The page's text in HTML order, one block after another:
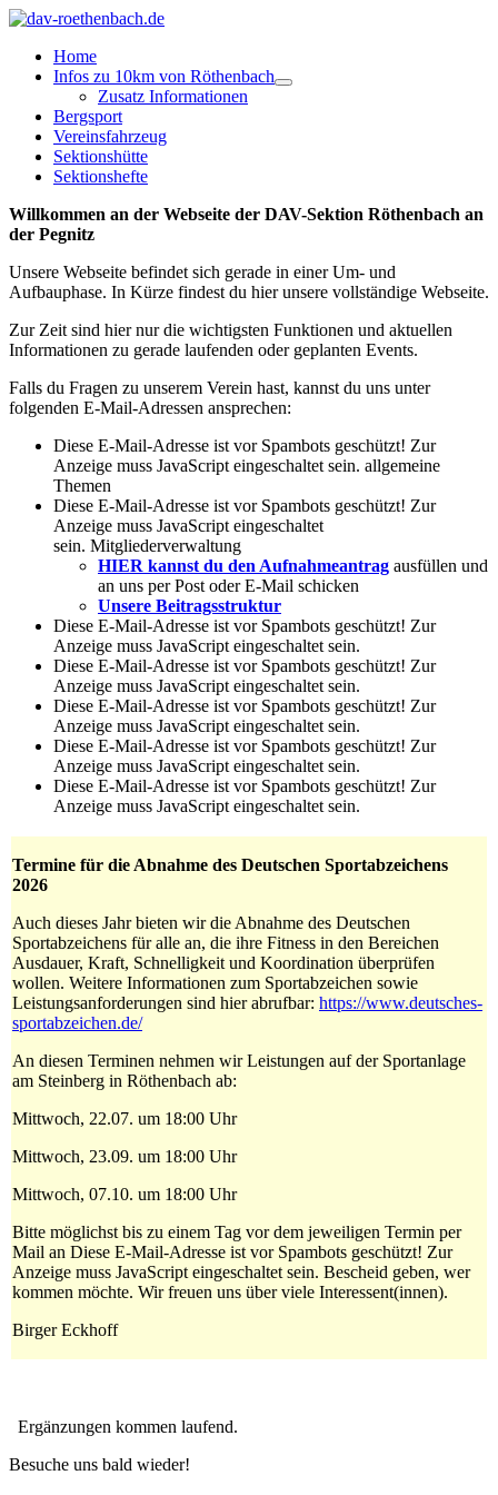
Home
Infos zu 10km von Röthenbach
Zusatz Informationen
Bergsport
Vereinsfahrzeug
Sektionshütte
Sektionshefte
Willkommen an der Webseite der DAV-Sektion Röthenbach an
der Pegnitz
Unsere Webseite befindet sich gerade in einer Um- und
Aufbauphase. In Kürze findest du hier unsere vollständige Webseite.
Zur Zeit sind hier nur die wichtigsten Funktionen und aktuellen
Informationen zu gerade laufenden oder geplanten Events.
Falls du Fragen zu unserem Verein hast, kannst du uns unter
folgenden E-Mail-Adressen ansprechen:
Diese E-Mail-Adresse ist vor Spambots geschützt! Zur
Anzeige muss JavaScript eingeschaltet sein. allgemeine
Themen
Diese E-Mail-Adresse ist vor Spambots geschützt! Zur
Anzeige muss JavaScript eingeschaltet
sein. Mitgliederverwaltung
HIER kannst du den Aufnahmeantrag ausfüllen und
an uns per Post oder E-Mail schicken
Unsere Beitragsstruktur
Diese E-Mail-Adresse ist vor Spambots geschützt! Zur
Anzeige muss JavaScript eingeschaltet sein.
Diese E-Mail-Adresse ist vor Spambots geschützt! Zur
Anzeige muss JavaScript eingeschaltet sein.
Diese E-Mail-Adresse ist vor Spambots geschützt! Zur
Anzeige muss JavaScript eingeschaltet sein.
Diese E-Mail-Adresse ist vor Spambots geschützt! Zur
Anzeige muss JavaScript eingeschaltet sein.
Diese E-Mail-Adresse ist vor Spambots geschützt! Zur
Anzeige muss JavaScript eingeschaltet sein.
Termine für die Abnahme des Deutschen Sportabzeichens
2026
Auch dieses Jahr bieten wir die Abnahme des Deutschen
Sportabzeichens für alle an, die ihre Fitness in den Bereichen
Ausdauer, Kraft, Schnelligkeit und Koordination überprüfen
wollen. Weitere Informationen zum Sportabzeichen sowie
Leistungsanforderungen sind hier abrufbar: https://www.deutsches-
sportabzeichen.de/
An diesen Terminen nehmen wir Leistungen auf der Sportanlage
am Steinberg in Röthenbach ab:
Mittwoch, 22.07. um 18:00 Uhr
Mittwoch, 23.09. um 18:00 Uhr
Mittwoch, 07.10. um 18:00 Uhr
Bitte möglichst bis zu einem Tag vor dem jeweiligen Termin per
Mail an Diese E-Mail-Adresse ist vor Spambots geschützt! Zur
Anzeige muss JavaScript eingeschaltet sein. Bescheid geben, wer
kommen möchte. Wir freuen uns über viele Interessent(innen).
Birger Eckhoff
Ergänzungen kommen laufend.
Besuche uns bald wieder!